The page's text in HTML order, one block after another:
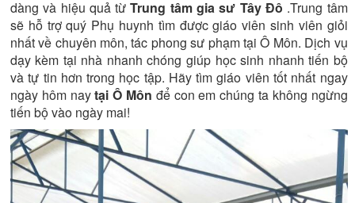
dàng và hiệu quả từTrung tâm gia sư Tây Đô .Trung tâm
sẽ hỗ trợ quý Phụ huynh tìm được giáo viên sinh viên giỏi
nhất về chuyên môn, tác phong sư phạm tại Ô Môn. Dịch vụ
dạy kèm tại nhà nhanh chóng giúp học sinh nhanh tiến bộ
và tự tin hơn trong học tập. Hãy tìm giáo viên tốt nhất ngay
ngày hôm naytại Ô Môn để con em chúng ta không ngừng
tiến bộ vào ngày mai!